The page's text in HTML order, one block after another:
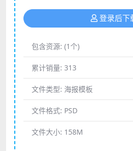
登录后下
包含资源: (1个)
累计销量: 313
文件类型: 海报模板
文件格式: PSD
文件大小: 158M